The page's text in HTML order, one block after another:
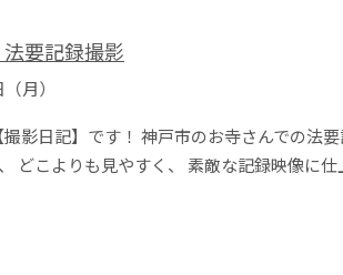
法要記録撮影
月）
撮影日記】です！ 神戸市のお寺さんでの法
どこよりも見やすく、 素敵な記録映像に